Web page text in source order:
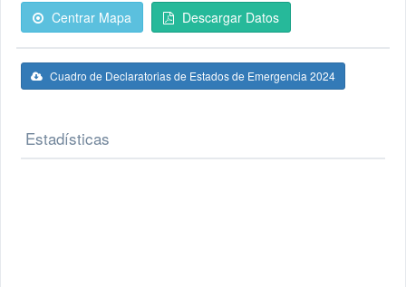
Centrar Mapa Descargar Datos
Cuadro de Declaratorias de Estados de Emergencia 2024
Estadísticas